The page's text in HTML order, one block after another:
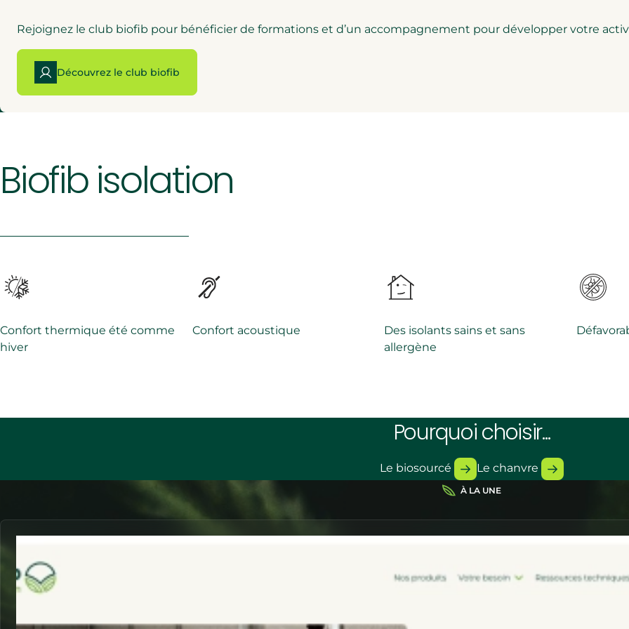
Rejoignez le club biofib pour bénéficier de formations et d’un accompagnement pour développer votre
Découvrez le club biofib
Biofib isolation
Confort thermique été comme
hiver
Confort acoustique
Des isolants sains et sans
allergène
Pourquoi choisir...
Le biosourcé Le chanvre
À LA UNE